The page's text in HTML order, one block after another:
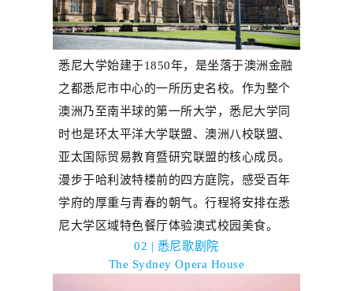
悉尼大学始建于1850年，是坐落于澳洲金融
之都悉尼市中心的一所历史名校。作为整个
澳洲乃至南半球的第一所大学，悉尼大学同
时也是环太平洋大学联盟、澳洲八校联盟、
亚太国际贸易教育暨研究联盟的核心成员。
漫步于哈利波特楼前的四方庭院，感受百年
学府的厚重与青春的朝气。行程将安排在悉
尼大学区域特色餐厅体验澳式校园美食。
02 | 悉尼歌剧院
The Sydney Opera House